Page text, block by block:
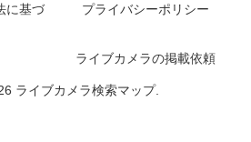
に基づ
プライバシーポリシー
ライブカメラの掲載依頼
ライブカメラ検索マップ.